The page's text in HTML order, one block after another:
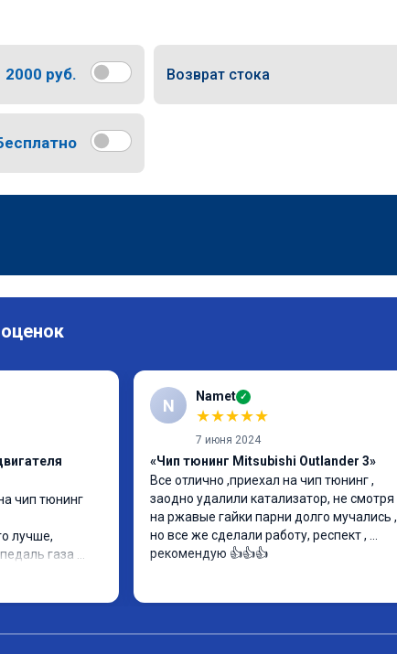
2000 руб. Возврат стока
чип тюнинг
лучше,
газа
этих
N Namet ✓
★★★★★
7 июня 2024
«Чип тюнинг Mitsubishi Outlander 3»
Все отлично ,приехал на чип тюнинг ,
заодно удалили катализатор, не смотря
на ржавые гайки парни долго мучались ,
но все же сделали работу, респект ,
рекомендую 👍👍👍